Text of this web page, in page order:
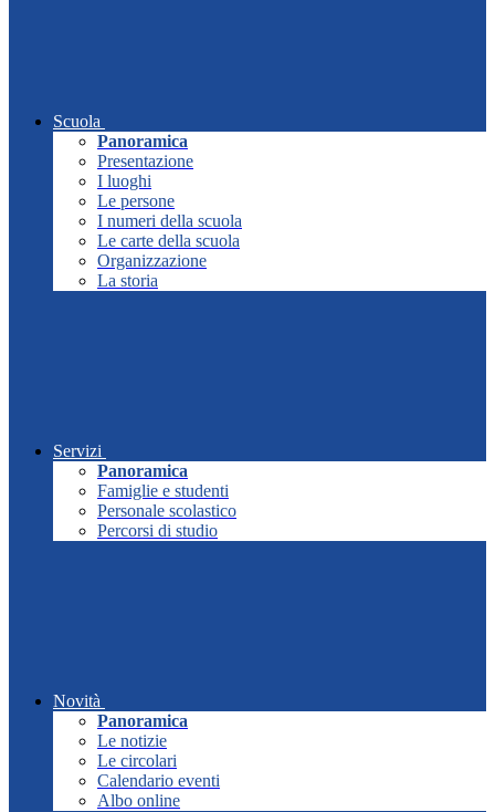
Scuola
Panoramica
Presentazione
I luoghi
Le persone
I numeri della scuola
Le carte della scuola
Organizzazione
La storia
Servizi
Panoramica
Famiglie e studenti
Personale scolastico
Percorsi di studio
Novità
Panoramica
Le notizie
Le circolari
Calendario eventi
Albo online